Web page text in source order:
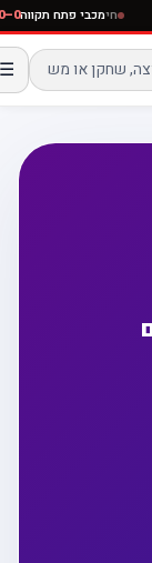
חימכבי פתח תקווה
☰